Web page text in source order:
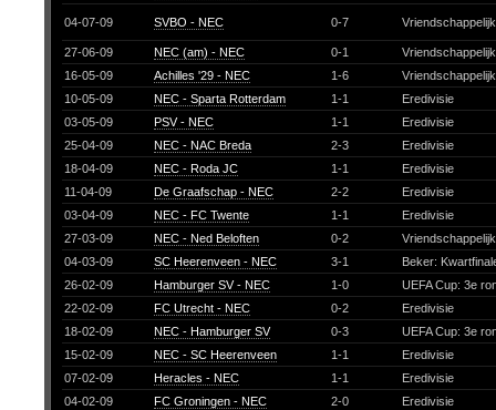
04-07-09 SVBO - NEC 0-7
27-06-09 NEC (am) - NEC 0-1
16-05-09
Achilles '29 - NEC 1-6
10-05-09
NEC - Sparta Rotterdam 1-1
Eredivisie
03-05-09
PSV - NEC 1-1
Eredivisie
25-04-09
NEC - NAC Breda 2-3
Eredivisie
18-04-09
NEC - Roda JC 1-1
Eredivisie
11-04-09
De Graafschap - NEC 2-2
Eredivisie
03-04-09
NEC - FC Twente 1-1
Eredivisie
27-03-09
NEC - Ned Beloften 0-2
04-03-09
SC Heerenveen - NEC 3-1
Beker:
26-02-09
Hamburger SV - NEC 1-0
UEFA Cup: 3e
22-02-09
FC Utrecht - NEC 0-2
Eredivisie
18-02-09
NEC - Hamburger SV 0-3
UEFA Cup: 3e
15-02-09
NEC - SC Heerenveen 1-1
Eredivisie
07-02-09
Heracles - NEC 1-1
Eredivisie
04-02-09
FC Groningen - NEC 2-0
Eredivisie